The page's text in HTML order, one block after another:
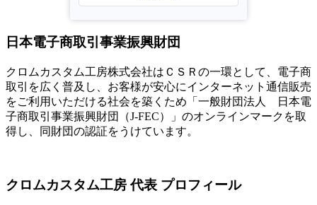
日本電子商取引事業振興財団
クロムカスタム工房株式会社はＣＳＲの一環として、電子商
取引を広く普及し、お客様が安心にインターネット通信販売
をご利用いただける社会を築くため「一般財団法人 日本電
子商取引事業振興財団（J-FEC）」のオンラインマークを取
得し、同財団の認証をうけています。
クロムカスタム工房 代表 プロフィール